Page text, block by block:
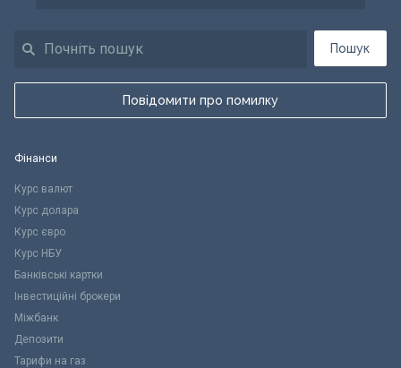
Пошук
Повідомити про помилку
Фінанси
Курс валют
Курс долара
Курс євро
Курс НБУ
Банківські картки
Інвестиційні брокери
Міжбанк
Депозити
Тарифи на газ